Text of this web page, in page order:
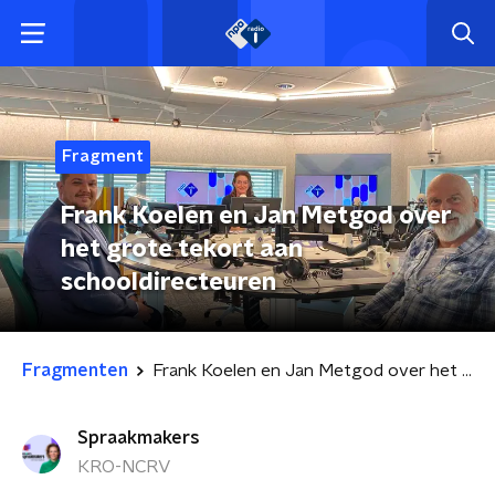
Fragment
Frank Koelen en Jan Metgod over
het grote tekort aan
schooldirecteuren
Fragmenten Frank Koelen en Jan Metgod over het grote tekort aan schooldirecteuren
Spraakmakers
KRO-NCRV